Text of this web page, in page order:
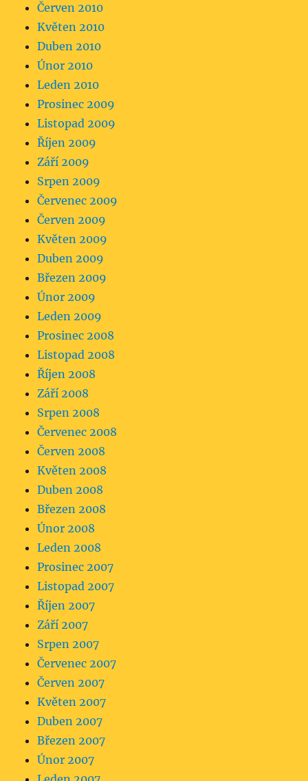
Červen 2010
Květen 2010
Duben 2010
Únor 2010
Leden 2010
Prosinec 2009
Listopad 2009
Říjen 2009
Září 2009
Srpen 2009
Červenec 2009
Červen 2009
Květen 2009
Duben 2009
Březen 2009
Únor 2009
Leden 2009
Prosinec 2008
Listopad 2008
Říjen 2008
Září 2008
Srpen 2008
Červenec 2008
Červen 2008
Květen 2008
Duben 2008
Březen 2008
Únor 2008
Leden 2008
Prosinec 2007
Listopad 2007
Říjen 2007
Září 2007
Srpen 2007
Červenec 2007
Červen 2007
Květen 2007
Duben 2007
Březen 2007
Únor 2007